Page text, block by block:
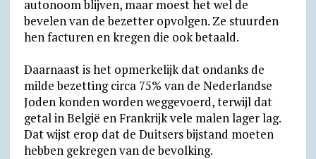
autonoom blijven, maar moest het wel de
bevelen van de bezetter opvolgen. Ze stuurden
hen facturen en kregen die ook betaald.
Daarnaast is het opmerkelijk dat ondanks de
milde bezetting circa 75% van de Nederlandse
Joden konden worden weggevoerd, terwijl dat
getal in België en Frankrijk vele malen lager lag.
Dat wijst erop dat de Duitsers bijstand moeten
hebben gekregen van de bevolking.